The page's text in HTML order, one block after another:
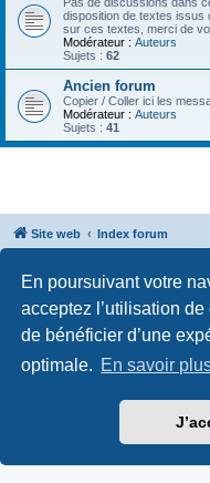
En poursuivant votre
acceptez l’utilisation
de bénéficier d’une
optimale. En savoir
disposition de textes issus
sur ces textes, merci de
Modérateur : Auteurs
Sujets : 62
Ancien forum
Copier / Coller ici les
Modérateur : Auteurs
Sujets : 41
Site web Index forum
Développé par
Traduction